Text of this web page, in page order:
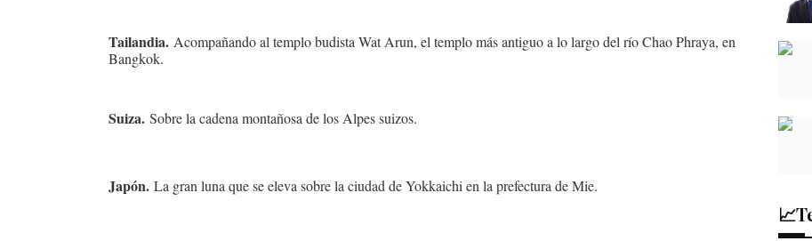
Tailandia. Acompañando al templo budista Wat Arun, el templo más antiguo a lo largo del río Chao Phraya, en
Bangkok.
Suiza. Sobre la cadena montañosa de los Alpes suizos.
Japón. La gran luna que se eleva sobre la ciudad de Yokkaichi en la prefectura de Mie.